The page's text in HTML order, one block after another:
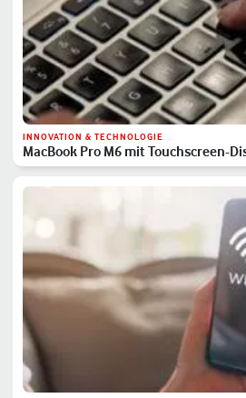
INNOVATION & TECHNOLOGIE
MacBook Pro M6 mit Touchscreen-